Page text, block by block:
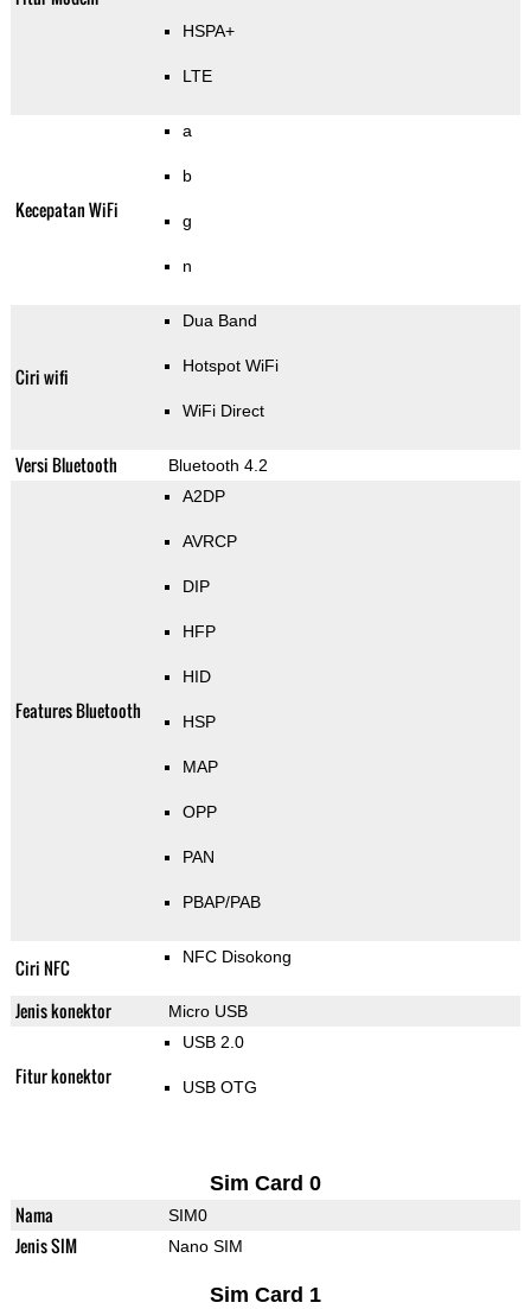
HSPA+
LTE
Kecepatan WiFi
a
b
g
n
Ciri wifi
Dua Band
Hotspot WiFi
WiFi Direct
Versi Bluetooth Bluetooth 4.2
Features Bluetooth
A2DP
AVRCP
DIP
HFP
HID
HSP
MAP
OPP
PAN
PBAP/PAB
Ciri NFC NFC Disokong
Jenis konektor Micro USB
Fitur konektor
USB 2.0
USB OTG
Sim Card 0
Nama SIM0
Jenis SIM Nano SIM
Sim Card 1